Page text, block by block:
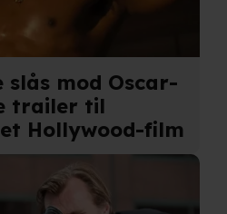
slås mod Oscar-
trailer til
Hollywood-film